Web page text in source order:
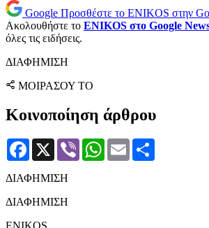
Google Προσθέστε το ENIKOS στην
Ακολουθήστε το ENIKOS στο Google
όλες τις ειδήσεις.
ΔΙΑΦΗΜΙΣΗ
ΜΟΙΡΑΣΟΥ ΤΟ
Κοινοποίηση άρθρου
Facebook
X Viber WhatsApp
Email
ΔΙΑΦΗΜΙΣΗ
ΔΙΑΦΗΜΙΣΗ